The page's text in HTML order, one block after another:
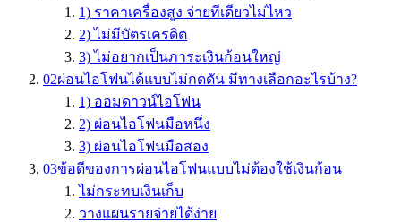
1) ราคาเครื่องสูง จ่ายทีเดียวไม่ไหว
2) ไม่มีบัตรเครดิต
3) ไม่อยากเป็นภาระเงินก้อนใหญ่
02ผ่อนไอโฟนได้แบบไม่กดดัน มีทางเลือกอะไรบ้าง?
1) ออมดาวน์ไอโฟน
2) ผ่อนไอโฟนมือหนึ่ง
3) ผ่อนไอโฟนมือสอง
03ข้อดีของการผ่อนไอโฟนแบบไม่ต้องใช้เงินก้อน
ไม่กระทบเงินเก็บ
วางแผนรายจ่ายได้ง่าย